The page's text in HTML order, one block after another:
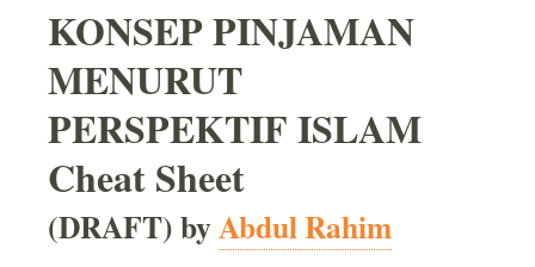
KONSEP PINJAMAN
MENURUT
PERSPEKTIF ISLAM
Cheat Sheet
(DRAFT) byAbdul Rahim